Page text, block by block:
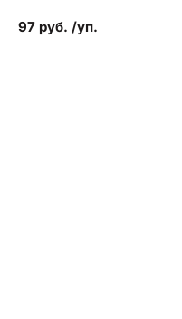
97 руб. /уп.